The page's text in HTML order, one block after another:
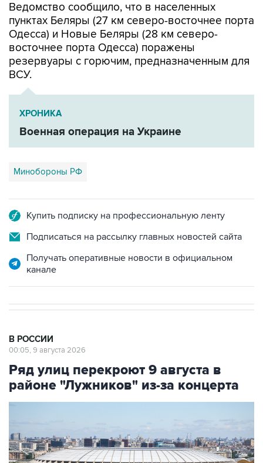
Ведомство сообщило, что в населенных
пунктах Беляры (27 км северо-восточнее порта
Одесса) и Новые Беляры (28 км северо-
восточнее порта Одесса) поражены
резервуары с горючим, предназначенным для
ВСУ.
ХРОНИКА
Военная операция на Украине
Минобороны РФ
Купить подписку на профессиональную ленту
Подписаться на рассылку главных новостей сайта
Получать оперативные новости в официальном
канале
В РОССИИ
00:05, 9 августа 2026
Ряд улиц перекроют 9 августа в
районе "Лужников" из-за концерта